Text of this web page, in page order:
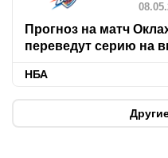
Прогноз на матч
переведут серию на
НБА